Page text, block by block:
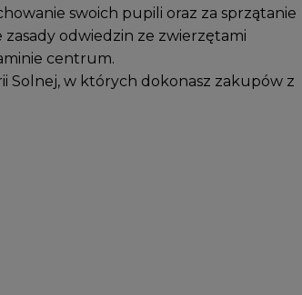
swoich pupili oraz za sprzątanie
zasady odwiedzin ze zwierzętami
centrum.
Solnej, w których dokonasz zakupów z